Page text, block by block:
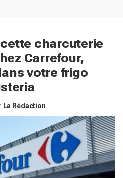
charcuterie
Carrefour,
votre frigo
La Rédaction